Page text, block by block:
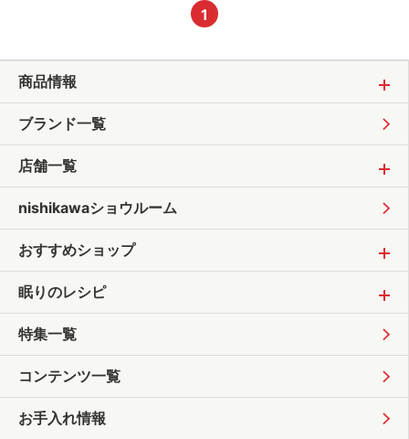
1
商品情報
ブランド一覧
店舗一覧
nishikawaショウルーム
おすすめショップ
眠りのレシピ
特集一覧
コンテンツ一覧
お手入れ情報